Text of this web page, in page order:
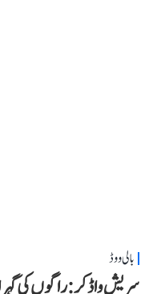
بالی ووڈ
سریش واڈکر: راگوں کی